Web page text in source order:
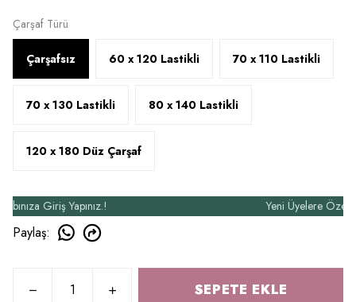
Çarşaf Türü
Çarşafsız 60 x 120 Lastikli 70 x 110 Lastikli
70 x 130 Lastikli 80 x 140 Lastikli
120 x 180 Düz Çarşaf
Giriş Yapınız.! Yeni Üyelere Özel 50₺
Paylaş:
SEPETE EKLE